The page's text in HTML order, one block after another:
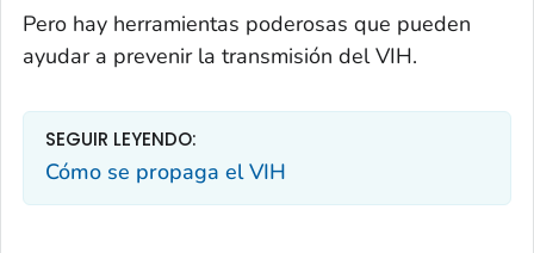
Pero hay herramientas poderosas que pueden
ayudar a prevenir la transmisión del VIH.
SEGUIR LEYENDO:
Cómo se propaga el VIH